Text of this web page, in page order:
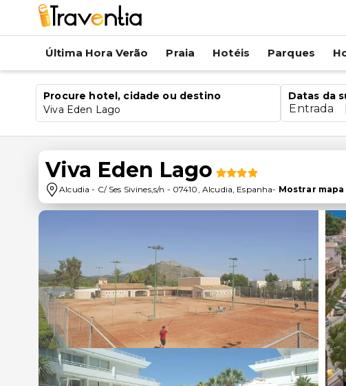
Última Hora Verão Praia Hotéis Parques
Procure hotel, cidade ou destino
Viva Eden Lago
Datas da
Entrada
Viva Eden Lago
Alcudia - C/ Ses Sivines,s/n - 07410, Alcudia, Espanha- Mostrar mapa